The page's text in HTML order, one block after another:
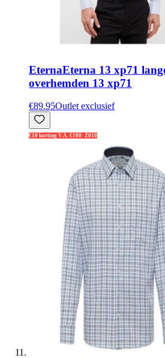
EternaEterna 13 xp71
overhemden 13 xp71
€89.95Outlet exclusief
€10 korting V.A. €100: Z010